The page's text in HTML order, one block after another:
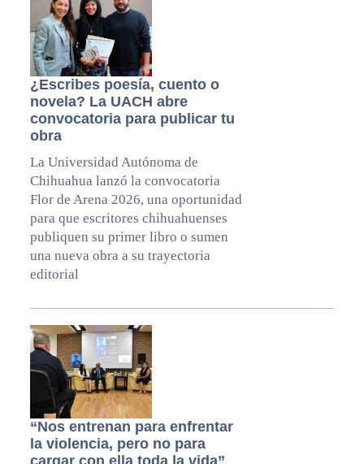
¿Escribes poesía, cuento o
novela? La UACH abre
convocatoria para publicar tu
obra
La Universidad Autónoma de
Chihuahua lanzó la convocatoria
Flor de Arena 2026, una oportunidad
para que escritores chihuahuenses
publiquen su primer libro o sumen
una nueva obra a su trayectoria
editorial
“Nos entrenan para enfrentar
la violencia, pero no para
cargar con ella toda la vida”